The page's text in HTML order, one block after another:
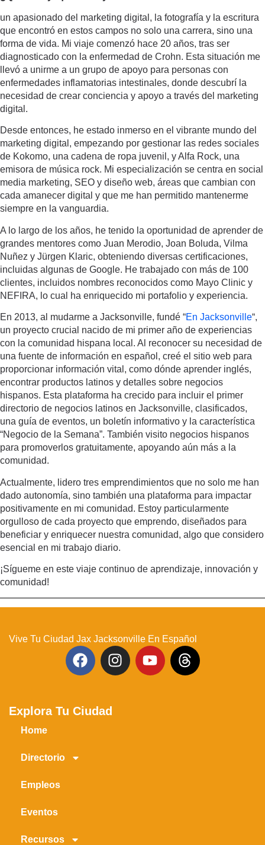
un apasionado del marketing digital, la fotografía y la escritura
que encontró en estos campos no solo una carrera, sino una
forma de vida. Mi viaje comenzó hace 20 años, tras ser
diagnosticado con la enfermedad de Crohn. Esta situación me
llevó a unirme a un grupo de apoyo para personas con
enfermedades inflamatorias intestinales, donde descubrí la
necesidad de crear conciencia y apoyo a través del marketing
digital.
Desde entonces, he estado inmerso en el vibrante mundo del
marketing digital, empezando por gestionar las redes sociales
de Kokomo, una cadena de ropa juvenil, y Alfa Rock, una
emisora de música rock. Mi especialización se centra en social
media marketing, SEO y diseño web, áreas que cambian con
cada amanecer digital y que me han permitido mantenerme
siempre en la vanguardia.
A lo largo de los años, he tenido la oportunidad de aprender de
grandes mentores como Juan Merodio, Joan Boluda, Vilma
Nuñez y Jürgen Klaric, obteniendo diversas certificaciones,
incluidas algunas de Google. He trabajado con más de 100
clientes, incluidos nombres reconocidos como Mayo Clinic y
NEFIRA, lo cual ha enriquecido mi portafolio y experiencia.
En 2013, al mudarme a Jacksonville, fundé “En Jacksonville“,
un proyecto crucial nacido de mi primer año de experiencias
con la comunidad hispana local. Al reconocer su necesidad de
una fuente de información en español, creé el sitio web para
proporcionar información vital, como dónde aprender inglés,
encontrar productos latinos y detalles sobre negocios
hispanos. Esta plataforma ha crecido para incluir el primer
directorio de negocios latinos en Jacksonville, clasificados,
una guía de eventos, un boletín informativo y la característica
“Negocio de la Semana”. También visito negocios hispanos
para promoverlos gratuitamente, apoyando aún más a la
comunidad.
Actualmente, lidero tres emprendimientos que no solo me han
dado autonomía, sino también una plataforma para impactar
positivamente en mi comunidad. Estoy particularmente
orgulloso de cada proyecto que emprendo, diseñados para
beneficiar y enriquecer nuestra comunidad, algo que considero
esencial en mi trabajo diario.
¡Sígueme en este viaje continuo de aprendizaje, innovación y
comunidad!
Vive Tu Ciudad Jax Jacksonville En Español
Explora Tu Ciudad
Home
Directorio
Empleos
Eventos
Recursos